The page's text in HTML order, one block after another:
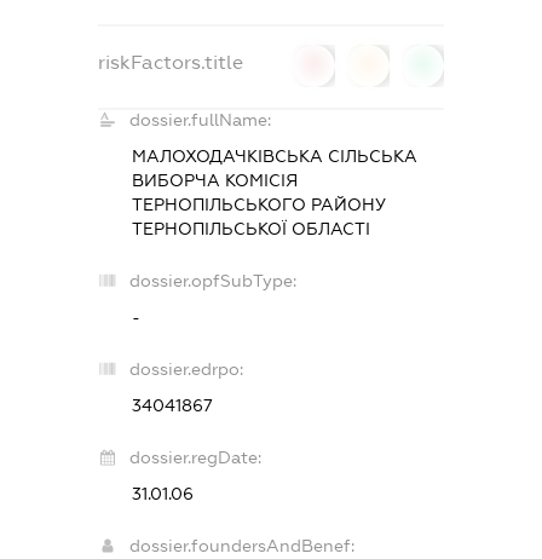
riskFactors.title
dossier.fullName:
МАЛОХОДАЧКІВСЬКА СІЛЬСЬКА
ВИБОРЧА КОМІСІЯ
ТЕРНОПІЛЬСЬКОГО РАЙОНУ
ТЕРНОПІЛЬСЬКОЇ ОБЛАСТІ
dossier.opfSubType:
-
dossier.edrpo:
34041867
dossier.regDate:
31.01.06
dossier.foundersAndBenef: